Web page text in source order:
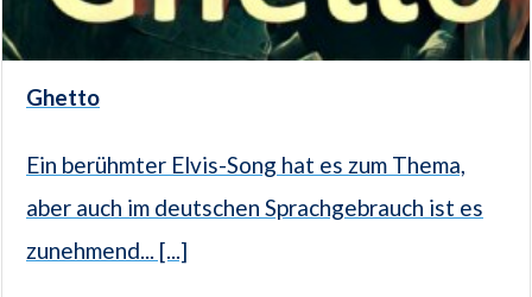
Ghetto
Ein berühmter Elvis-Song hat es zum Thema,
aber auch im deutschen Sprachgebrauch ist es
zunehmend... [...]